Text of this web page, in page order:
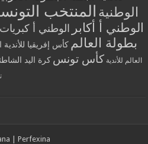
الوطنية المنتخب
الوطني أ أكابر الوطني أ كبريات
بطولة العالم كأس إفريقيا
العالم للأندية كأس تونس كرة اليد
Perfexina